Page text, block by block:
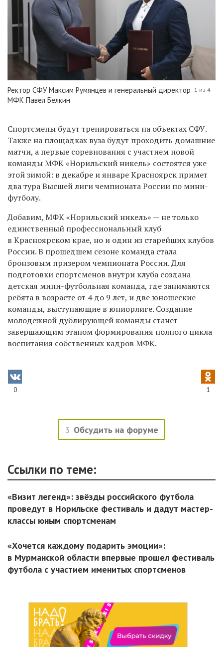
Ректор СФУ Максим Румянцев и генеральный директор
МФК Павел Белкин
1 из 4
Спортсмены будут тренироваться на объектах СФУ.
Также на площадках вуза будут проходить домашние
матчи, а первые соревнования с участием новой
команды МФК «Норильский никель» состоятся уже
этой зимой: в декабре и январе Красноярск примет
два тура Высшей лиги чемпионата России по мини-
футболу.
Добавим, МФК «Норильский никель» — не только
единственный профессиональный клуб
в Красноярском крае, но и один из старейших клубов
России. В прошедшем сезоне команда стала
бронзовым призером чемпионата России. Для
подготовки спортсменов внутри клуба создана
детская мини-футбольная команда, где занимаются
ребята в возрасте от 4 до 9 лет, и две юношеские
команды, выступающие в юниорлиге. Создание
молодежной дублирующей команды станет
завершающим этапом формирования полного цикла
воспитания собственных кадров МФК.
0 1
3 Обсудить на форуме
Ссылки по теме:
«Визит легенд»: звёзды российского футбола
проведут в Норильске фестиваль и дадут мастер-
классы юным спортсменам
«Хочется каждому подарить эмоции»:
в Мурманской области впервые прошел фестиваль
футбола с участием именитых спортсменов